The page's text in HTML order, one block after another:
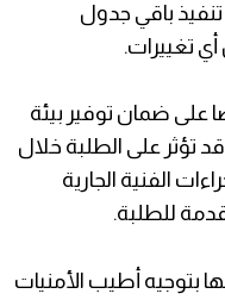
تنفيذ باقي جدول
تغييرات.
على ضمان توفير بيئة
تؤثر على الطلبة خلال
الفنية الجارية
للطلبة.
بتوجيه أطيب الأمنيات